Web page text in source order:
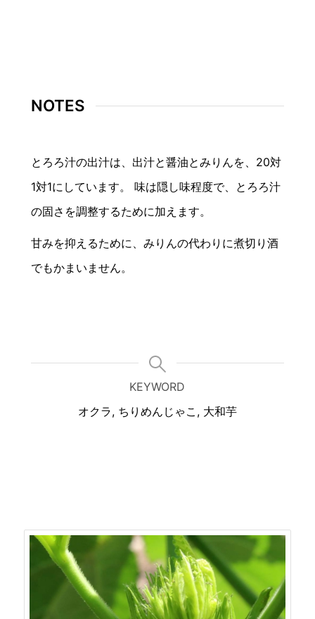
NOTES
とろろ汁の出汁は、出汁と醤油とみりんを、20対
1対1にしています。
味は隠し味程度で、とろろ汁
の固さを調整するために加えます。
甘みを抑えるために、みりんの代わりに煮切り酒
でもかまいません。
KEYWORD
オクラ, ちりめんじゃこ, 大和芋